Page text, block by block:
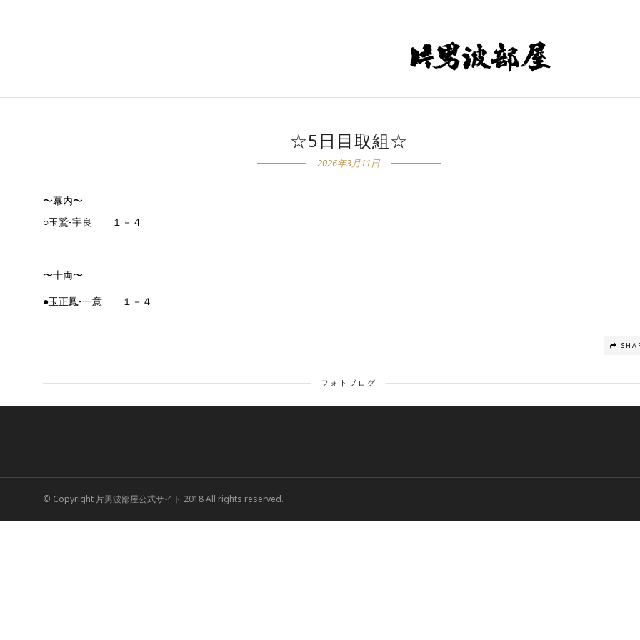
☆5日目取組☆
2026年3月11日
〜幕内〜
○玉鷲-宇良 １－４
〜十両〜
●玉正鳳-一意 １－４
フォトブログ
© Copyright 片男波部屋公式サイト 2018 All rights reserved.